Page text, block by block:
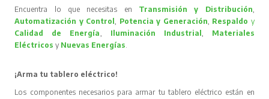
Encuentra lo que necesitas en Transmisión y Distribución,
Automatización y Control, Potencia y Generación, Respaldo y
Calidad de Energía, Iluminación Industrial , Materiales
Eléctricos y Nuevas Energías.
¡Arma tu tablero eléctrico!
Los componentes necesarios para armar tu tablero eléctrico están en